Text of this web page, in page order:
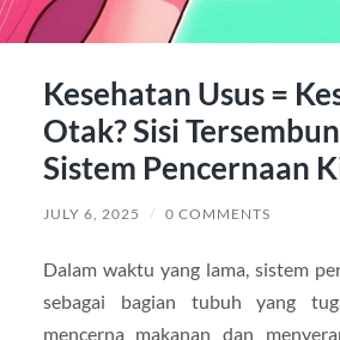
Kesehatan Usus =
Otak? Sisi
Sistem Pencernaan
JULY 6, 2025 / 0 COMMENTS
Dalam waktu yang lama, sistem
sebagai bagian tubuh yang
mencerna makanan dan